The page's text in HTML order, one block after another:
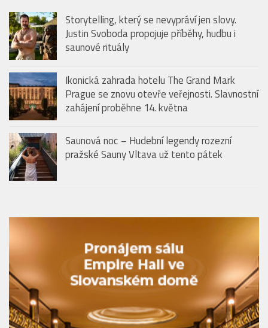
Ikonická zahrada hotelu The Grand Mark
Prague se znovu otevře veřejnosti. Slavnostní
Saunová noc – Hudební legendy rozezní
pražské Sauny Vltava už tento pátek